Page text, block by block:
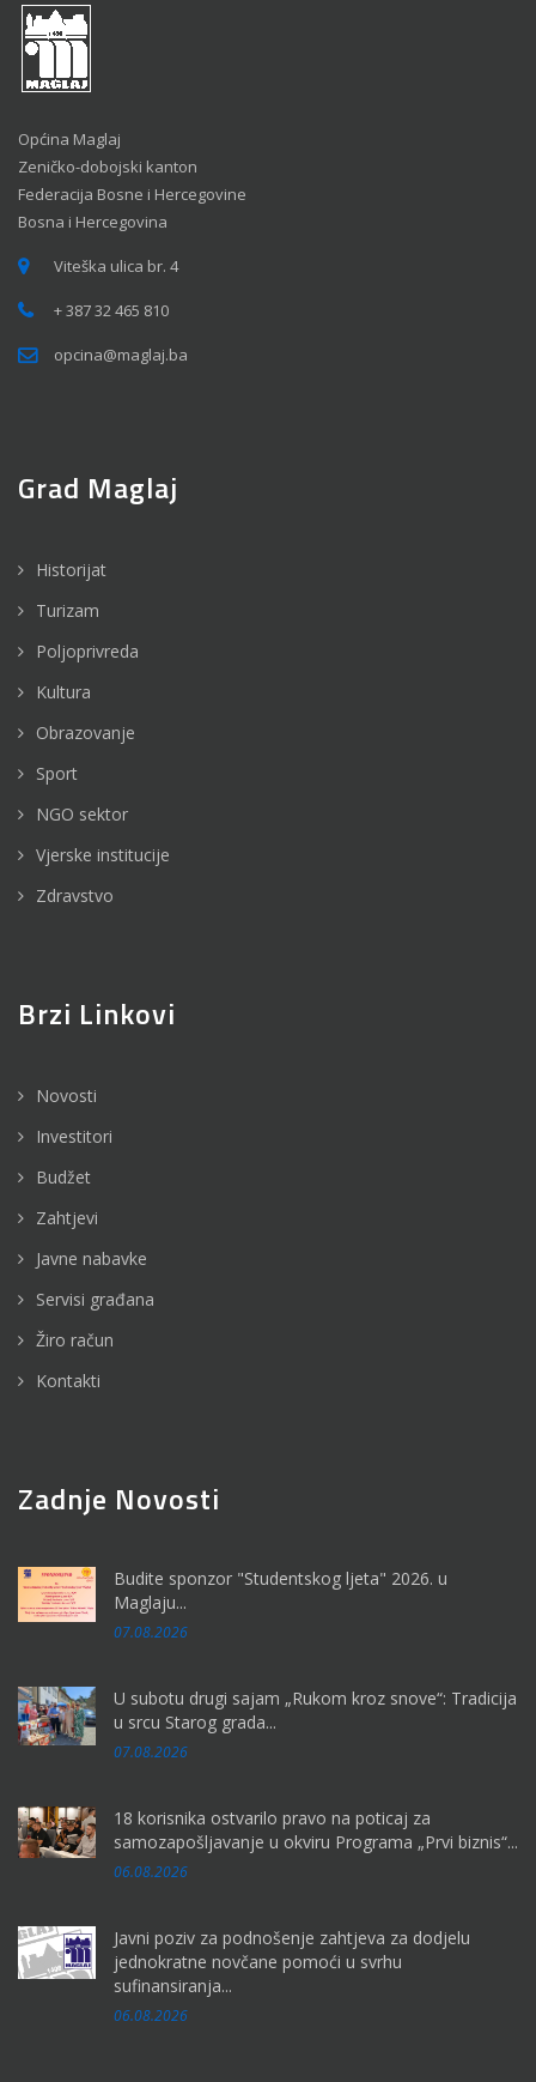
Općina Maglaj
Zeničko-dobojski kanton
Federacija Bosne i Hercegovine
Bosna i Hercegovina
Viteška ulica br. 4
+ 387 32 465 810
opcina@maglaj.ba
Grad Maglaj
Historijat
Turizam
Poljoprivreda
Kultura
Obrazovanje
Sport
NGO sektor
Vjerske institucije
Zdravstvo
Brzi Linkovi
Novosti
Investitori
Budžet
Zahtjevi
Javne nabavke
Servisi građana
Žiro račun
Kontakti
Zadnje Novosti
Budite sponzor "Studentskog ljeta" 2026. u
Maglaju...
07.08.2026
U subotu drugi sajam „Rukom kroz snove“: Tradicija
u srcu Starog grada...
07.08.2026
18 korisnika ostvarilo pravo na poticaj za
samozapošljavanje u okviru Programa „Prvi biznis“...
06.08.2026
Javni poziv za podnošenje zahtjeva za dodjelu
jednokratne novčane pomoći u svrhu
sufinansiranja...
06.08.2026